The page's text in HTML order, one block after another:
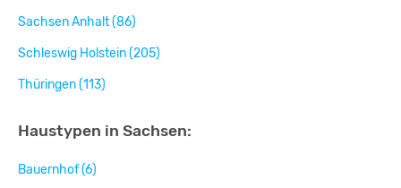
Sachsen Anhalt (86)
Schleswig Holstein (205)
Thüringen (113)
Haustypen in Sachsen:
Bauernhof (6)